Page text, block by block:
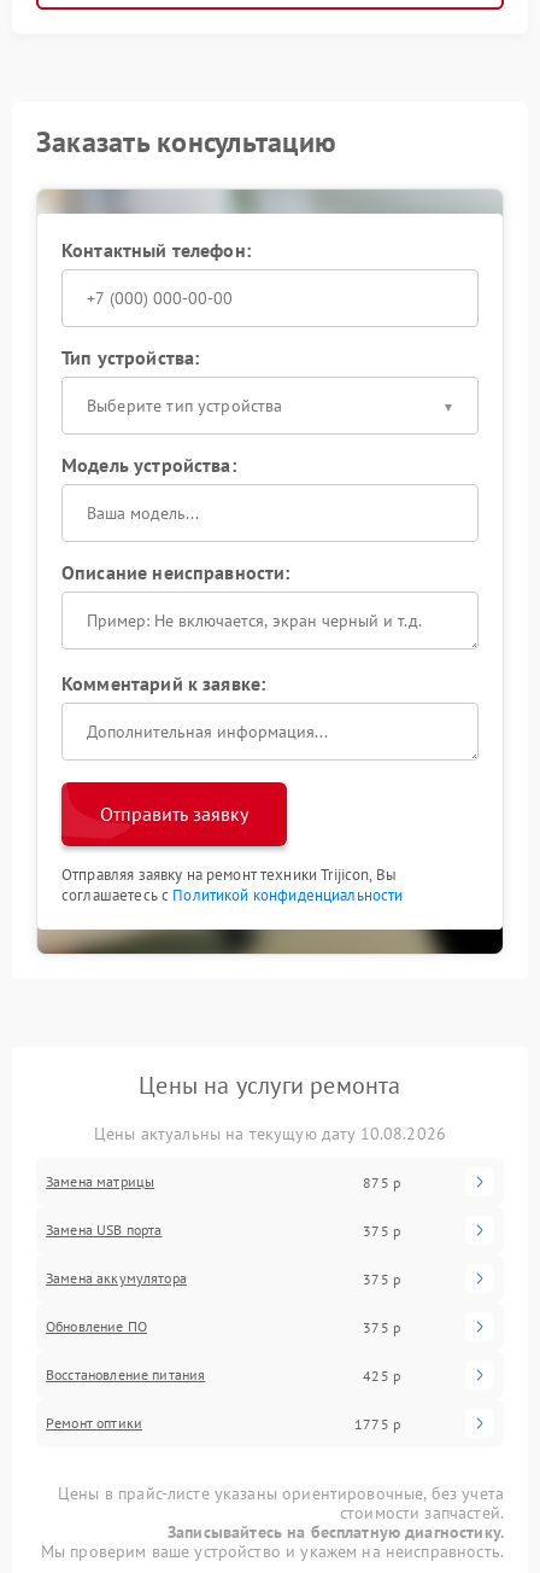
Заказать консультацию
Контактный телефон:
Тип устройства:
Выберите тип устройства
Модель устройства:
Описание неисправности:
Комментарий к заявке:
Отправить заявку
Отправляя заявку на ремонт техники Trijicon, Вы
соглашаетесь с Политикой конфиденциальности
Цены на услуги ремонта
Цены актуальны на текущую дату 10.08.2026
Замена матрицы 875 р
Замена USB порта 375 р
Замена аккумулятора 375 р
Обновление ПО 375 р
Восстановление питания 425 р
Ремонт оптики 1775 р
Цены в прайс-листе указаны ориентировочные, без учета
стоимости запчастей.
Записывайтесь на бесплатную диагностику.
Мы проверим ваше устройство и укажем на неисправность.